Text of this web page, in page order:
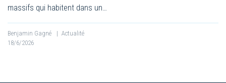
massifs qui habitent dans un…
Benjamin Gagné | Actualité
18/6/2026